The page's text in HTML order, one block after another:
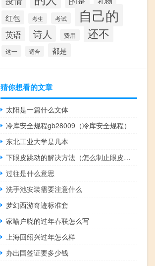
红包
考生 考试 自己的
英语 诗人 费用 还不
这一 适合 都是
猜你想看的文章
太阳是一篇什么文体
冷库安全规程gb28009（冷库安全规程）
东北工业大学是几本
下眼皮跳动的解决方法（怎么制止眼皮跳）
过往是什么意思
洗手池安装需要注意什么
梦幻西游奇迹标准套
家喻户晓的过年春联怎么写
上海回绍兴过年怎么样
办出国签证要多少钱